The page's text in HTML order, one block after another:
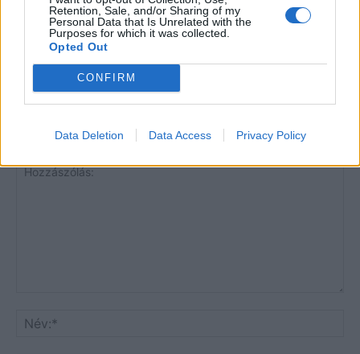
Retention, Sale, and/or Sharing of my
Personal Data that Is Unrelated with the
Purposes for which it was collected.
Opted Out
CONFIRM
Data Deletion Data Access Privacy Policy
Trollok árnyékában
HOZZÁSZÓLOK A CIKKHEZ